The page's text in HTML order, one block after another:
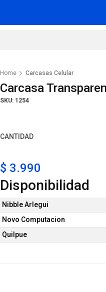
Home Carcasas Celular
Carcasa
SKU: 1254
CANTIDAD
$ 3.990
Disponibilidad
Nibble Arlegui
Novo Computacion
Quilpue